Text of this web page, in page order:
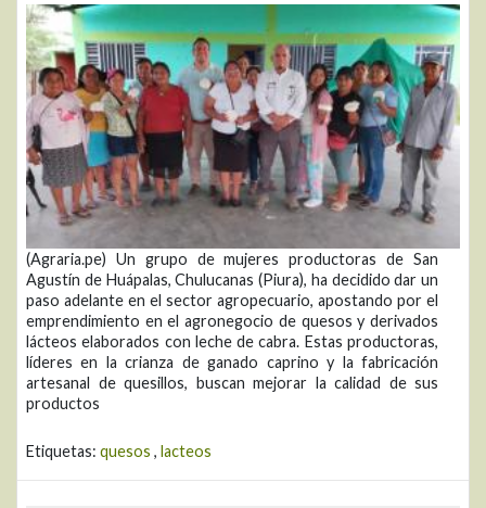
(Agraria.pe) Un grupo de mujeres productoras de San
Agustín de Huápalas, Chulucanas (Piura), ha decidido dar un
paso adelante en el sector agropecuario, apostando por el
emprendimiento en el agronegocio de quesos y derivados
lácteos elaborados con leche de cabra. Estas productoras,
líderes en la crianza de ganado caprino y la fabricación
artesanal de quesillos, buscan mejorar la calidad de sus
productos
Etiquetas: quesos , lacteos